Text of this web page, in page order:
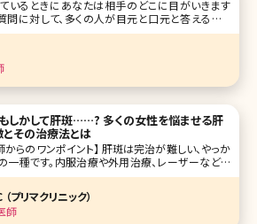
いるときにあなたは相手のどこに目がいきます
て目元と口元の印象で相手が若々しく見えるのか、
ているように見えるのかを感じとるようです。 そ
かかわらず、顔のスキンケアは念入りに行ってい
しかして肝斑……? 多くの女性を悩ませる肝
その治療法とは
ンポイント】 肝斑は完治が難しい、やっか
一種です。内服治療や外用治療、レーザーなどを
て複合的な治療が必要になります。ご自身でも
外線ケアや、洗顔やメイクのときにこすらないよう
など、肝斑を悪化させない工夫をしっかりと行っ
。
プリマクリニック）
師